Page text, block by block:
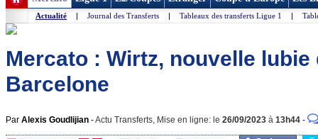
Actualité | Journal des Transferts | Tableaux des transferts Ligue 1 |
Mercato : Wirtz, nouvelle lubie
Barcelone
Par Alexis Goudlijian -Actu Transferts, Mise en ligne: le 26/09/2023 à 13h44 -